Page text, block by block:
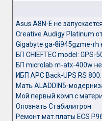
Asus A8N-E не запускается
Creative Audigy Platinum
Gigabyte ga-8i945gzme-rh
БП CHIEFTEC model:
БП microlab m-atx-400w
ИБП APC Back-UPS RS
Мать ALADDIN5-
Мой первый комп с
Опознать Стабилитрон
Ремонт мат.платы ECS